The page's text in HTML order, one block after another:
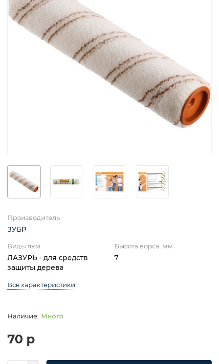
Производитель
ЗУБР
Виды лкм
ЛАЗУРЬ - для средств
защиты дерева
Высота ворса, мм
7
Все характеристики
Много
70 р